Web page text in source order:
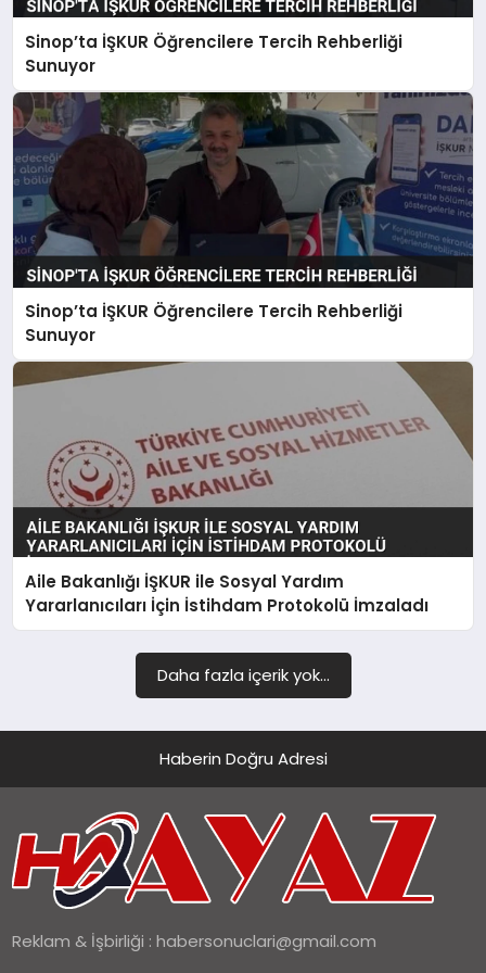
SIYASET
SPOR
TEKNOLOJI
YAŞAM
Sinop’ta İŞKUR Öğrencilere Tercih Rehberliği
Sunuyor
Sinop’ta İŞKUR Öğrencilere Tercih Rehberliği
Sunuyor
Aile Bakanlığı İŞKUR ile Sosyal Yardım
Yararlanıcıları İçin İstihdam Protokolü İmzaladı
Daha fazla içerik yok...
Haberin Doğru Adresi
Reklam & İşbirliği :habersonuclari@gmail.com